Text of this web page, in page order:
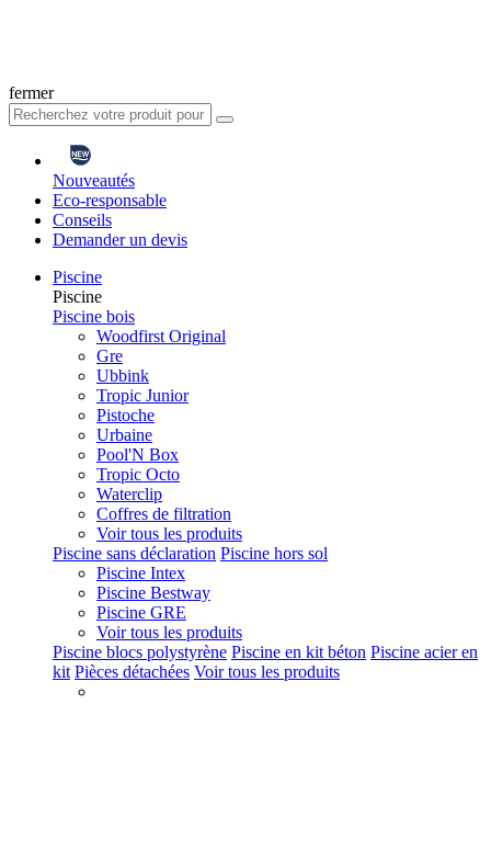
fermer
Nouveautés
Eco-responsable
Conseils
Demander un devis
Piscine
Piscine
Piscine bois
Woodfirst Original
Gre
Ubbink
Tropic Junior
Pistoche
Urbaine
Pool'N Box
Tropic Octo
Waterclip
Coffres de filtration
Voir tous les produits
Piscine sans déclaration Piscine hors sol
Piscine Intex
Piscine Bestway
Piscine GRE
Voir tous les produits
Piscine blocs polystyrène Piscine en kit béton Piscine acier en
kit Pièces détachées Voir tous les produits